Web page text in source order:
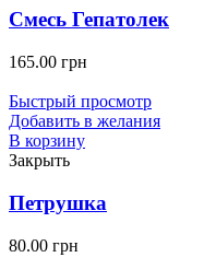
Смесь Гепатолек
165.00 грн
Быстрый просмотр
Добавить в желания
В корзину
Закрыть
Петрушка
80.00 грн